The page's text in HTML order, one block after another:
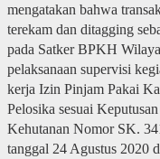
mengatakan bahwa
terekam dan ditagging
pada Satker BPKH
pelaksanaan supervisi
kerja Izin Pinjam Pakai
Pelosika sesuai
Kehutanan Nomor SK.
tanggal 24 Agustus 2020